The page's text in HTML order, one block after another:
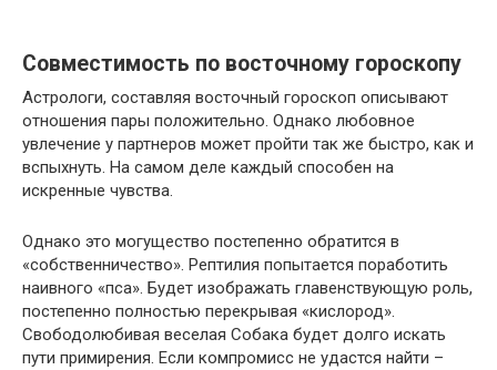
Совместимость по восточному гороскопу
Астрологи, составляя восточный гороскоп описывают
отношения пары положительно. Однако любовное
увлечение у партнеров может пройти так же быстро, как и
вспыхнуть. На самом деле каждый способен на
искренные чувства.
Однако это могущество постепенно обратится в
«собственничество». Рептилия попытается поработить
наивного «пса». Будет изображать главенствующую роль,
постепенно полностью перекрывая «кислород».
Свободолюбивая веселая Собака будет долго искать
пути примирения. Если компромисс не удастся найти –